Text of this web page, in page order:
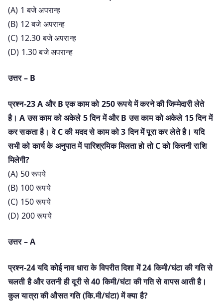
(A) 1 बजे अपरान्ह
(B) 12 बजे अपरान्ह
(C) 12.30 बजे अपरान्ह
(D) 1.30 बजे अपरान्ह
उत्तर – B
प्रश्न-23 A और B एक काम को 250 रूपये में करने की जिम्मेदारी लेते
है। A उस काम को अकेले 5 दिन में और B उस काम को अकेले 15 दिन में
कर सकता है। वे C की मदद से काम को 3 दिन में पूरा कर लेते है। यदि
सभी को कार्य के अनुपात में पारिश्रमिक मिलता हो तो C को कितनी राशि
मिलेगी?
(A) 50 रूपये
(B) 100 रूपये
(C) 150 रूपये
(D) 200 रूपये
उत्तर – A
प्रश्न-24 यदि कोई नाव धारा के विपरीत दिशा में 24 किमी/घंटा की गति से
चलती है और उतनी ही दूरी से 40 किमी/घंटा की गति से वापस आती है।
कुल यात्रा की औसत गति (कि.मी/घंटा) में क्या है?